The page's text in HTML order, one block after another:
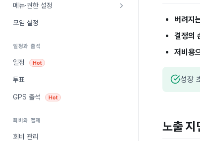
메뉴·권한 설정
모임 설정
일정과 출석
일정 Hot
투표
GPS 출석 Hot
회비와 결제
회비 관리
버려지
결정의
저비용
성장
노출 지